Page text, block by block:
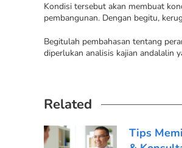
Kondisi tersebut akan membuat
pembangunan. Dengan begitu,
Begitulah pembahasan tentang
diperlukan analisis kajian andalalin
Related
Tips